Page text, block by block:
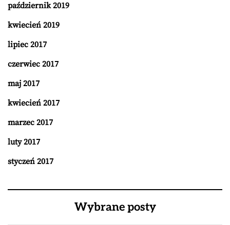
październik 2019
kwiecień 2019
lipiec 2017
czerwiec 2017
maj 2017
kwiecień 2017
marzec 2017
luty 2017
styczeń 2017
Wybrane posty